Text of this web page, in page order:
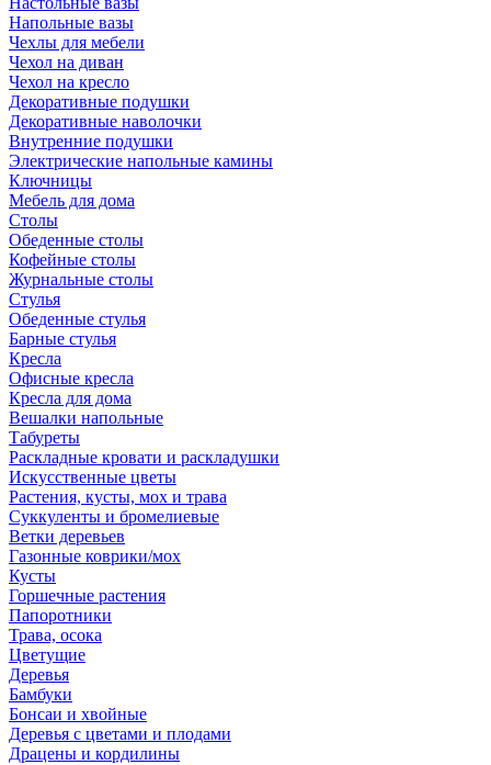
Напольные вазы
Чехлы для мебели
Чехол на диван
Чехол на кресло
Декоративные подушки
Декоративные наволочки
Внутренние подушки
Электрические напольные камины
Ключницы
Мебель для дома
Столы
Обеденные столы
Кофейные столы
Журнальные столы
Стулья
Обеденные стулья
Барные стулья
Кресла
Офисные кресла
Кресла для дома
Вешалки напольные
Табуреты
Раскладные кровати и раскладушки
Искусственные цветы
Растения, кусты, мох и трава
Суккуленты и бромелиевые
Ветки деревьев
Газонные коврики/мох
Кусты
Горшечные растения
Папоротники
Трава, осока
Цветущие
Деревья
Бамбуки
Бонсаи и хвойные
Деревья с цветами и плодами
Драцены и кордилины